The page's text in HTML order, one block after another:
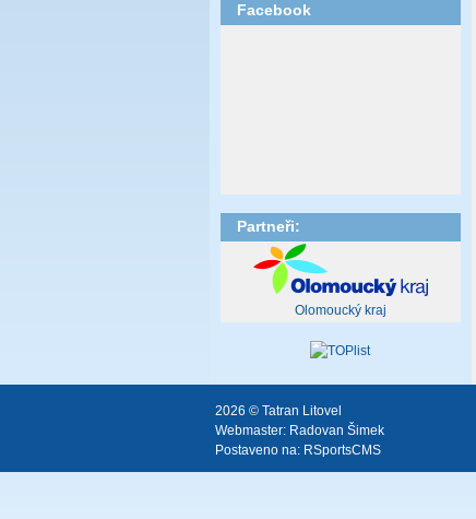
Facebook
Partneři:
Olomoucký kraj
2026 © Tatran Litovel
Webmaster: Radovan Šimek
Postaveno na: RSportsCMS